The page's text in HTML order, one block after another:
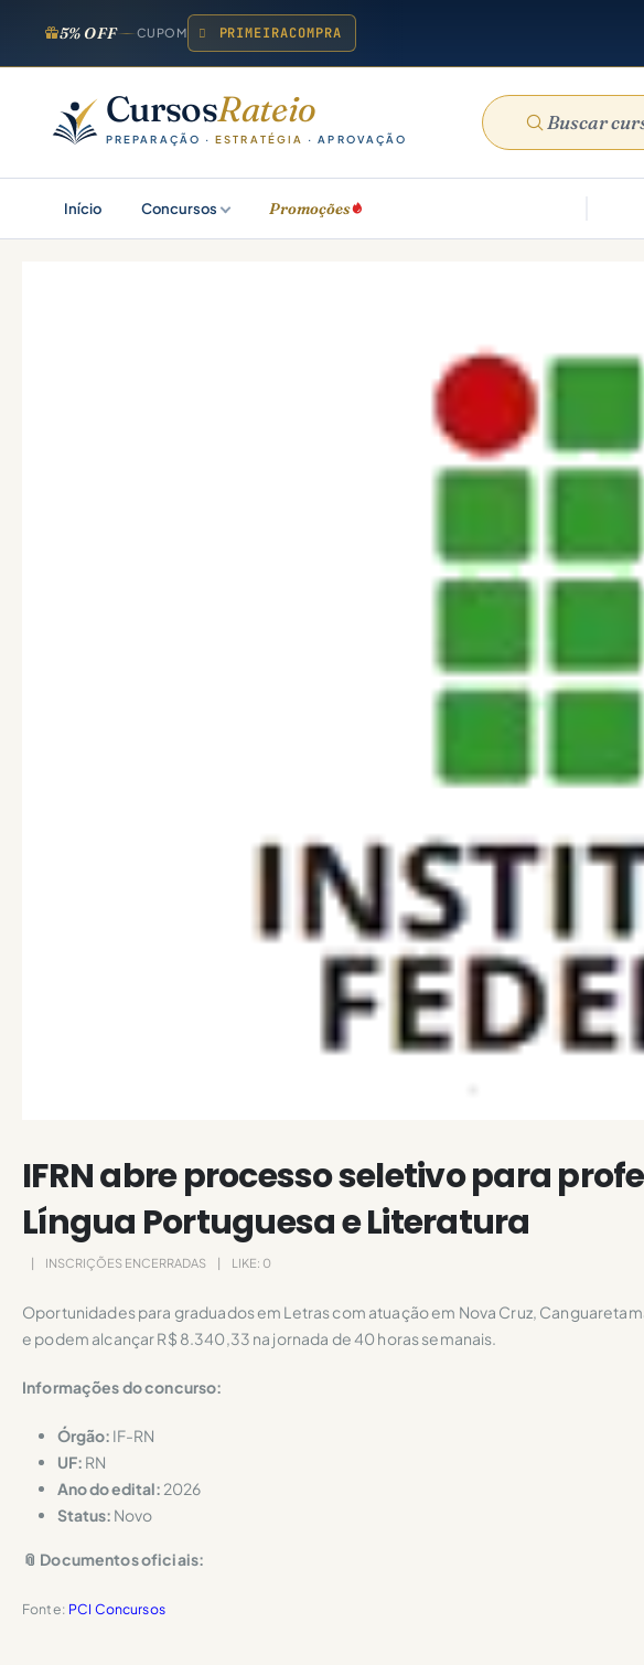
5% OFF CUPOM PRIMEIRACOMPRA
CursosRateio
PREPARAÇÃO ·ESTRATÉGIA · APROVAÇÃO
Início Concursos Promoções
IFRN abre processo seletivo para
Língua Portuguesa e Literatura
INSCRIÇÕES ENCERRADAS LIKE: 0
Oportunidades para graduados em Letras com atuação em Nova Cruz,
e podem alcançar R$ 8.340,33 na jornada de 40 horas semanais.
Informações do concurso:
Órgão: IF-RN
UF: RN
Ano do edital: 2026
Status: Novo
📎 Documentos oficiais:
Fonte: PCI Concursos